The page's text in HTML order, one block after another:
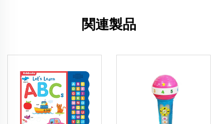
関連製品